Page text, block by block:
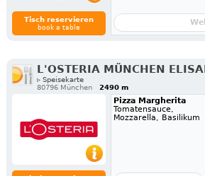
Tisch reservieren
book a table
L'OSTERIA MÜNCHEN
▹ Speisekarte
80796 München
2490 m
Pizza Margherita
Tomatensauce,
Mozzarella, Basilikum